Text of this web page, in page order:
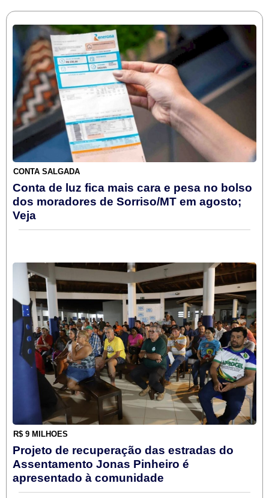
CONTA SALGADA
Conta de luz fica mais cara e pesa no bolso
dos moradores de Sorriso/MT em agosto;
Veja
R$ 9 MILHÕES
Projeto de recuperação das estradas do
Assentamento Jonas Pinheiro é
apresentado à comunidade